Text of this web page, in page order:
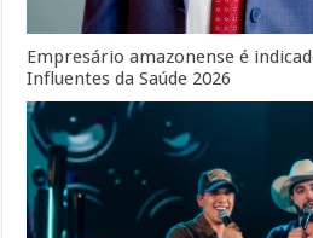
Empresário amazonense é
Influentes da Saúde 2026